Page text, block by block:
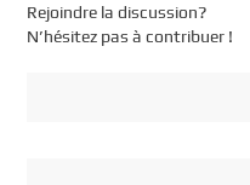
Rejoindre la discussion?
N’hésitez pas à contribuer !